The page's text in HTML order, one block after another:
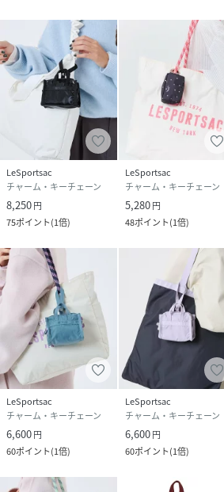
素材
サイズ
品番
RE7497_1611FB39
1611FB39-BK-F RE7497
LeSportsac
チャーム・キーチェーン
8,250円
75ポイント(1倍)
LeSportsac
チャーム・キーチェーン
5,280円
48ポイント(1倍)
LeSportsac
チャーム・キーチェーン
6,600円
60ポイント(1倍)
LeSportsac
チャーム・キーチェーン
6,600円
60ポイント(1倍)